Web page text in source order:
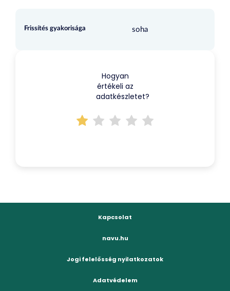
Frissítés gyakorisága soha
Hogyan
értékeli az
adatkészletet?
Kapcsolat
navu.hu
Jogi felelősség nyilatkozatok
Adatvédelem